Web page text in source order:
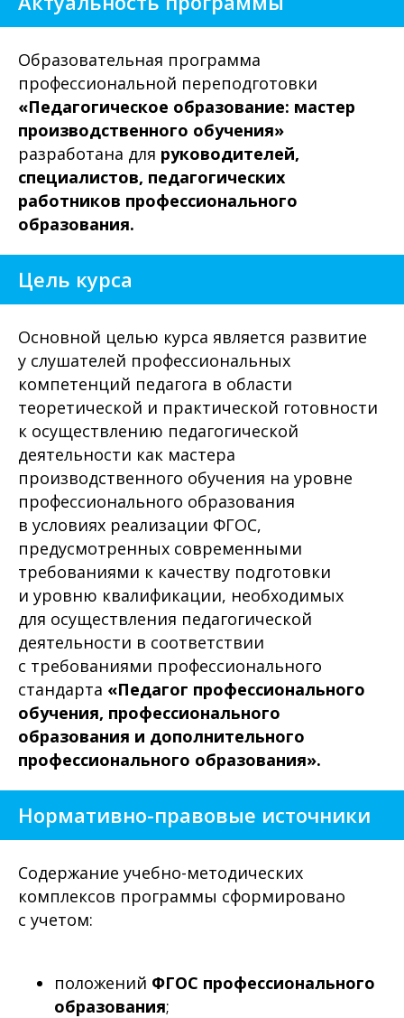
Образовательная программа
профессиональной переподготовки
«Педагогическое образование: мастер
производственного обучения»
разработана для руководителей,
специалистов, педагогических
работников профессионального
образования.
Цель курса
Основной целью курса является развитие
у слушателей профессиональных
компетенций педагога в области
теоретической и практической готовности
к осуществлению педагогической
деятельности как мастера
производственного обучения на уровне
профессионального образования
в условиях реализации ФГОС,
предусмотренных современными
требованиями к качеству подготовки
и уровню квалификации, необходимых
для осуществления педагогической
деятельности в соответствии
с требованиями профессионального
стандарта «Педагог профессионального
обучения, профессионального
образования и дополнительного
профессионального образования».
Нормативно-правовые источники
Содержание учебно-методических
комплексов программы сформировано
с учетом:
положений ФГОС профессионального
образования;